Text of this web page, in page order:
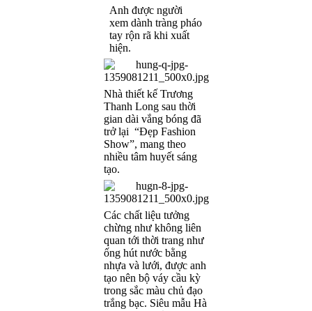
Anh được người
xem dành tràng pháo
tay rộn rã khi xuất
hiện.
Nhà thiết kế Trương
Thanh Long sau thời
gian dài vắng bóng đã
trở lại “Đẹp Fashion
Show”, mang theo
nhiều tâm huyết sáng
tạo.
Các chất liệu tưởng
chừng như không liên
quan tới thời trang như
ống hút nước bằng
nhựa và lưới, được anh
tạo nên bộ váy cầu kỳ
trong sắc màu chủ đạo
trắng bạc. Siêu mẫu Hà